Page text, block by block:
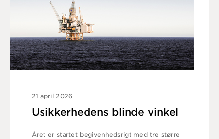
21 april 2026
Usikkerhedens blinde vinkel
Året er startet begivenhedsrigt med tre større